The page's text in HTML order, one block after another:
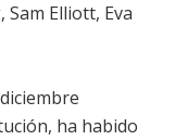
, Sam Elliott, Eva
ha habido